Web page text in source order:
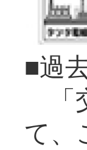
■過
「
て、